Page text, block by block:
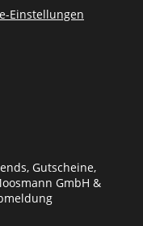
Einstellungen
Gutscheine,
GmbH &